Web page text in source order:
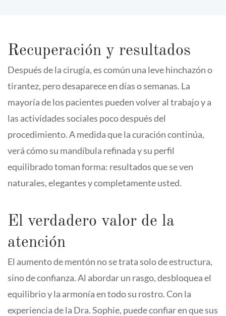
Recuperación y resultados
Después de la cirugía, es común una leve hinchazón o
tirantez, pero desaparece en días o semanas. La
mayoría de los pacientes pueden volver al trabajo y a
las actividades sociales poco después del
procedimiento. A medida que la curación continúa,
verá cómo su mandíbula refinada y su perfil
equilibrado toman forma: resultados que se ven
naturales, elegantes y completamente usted.
El verdadero valor de la
atención
El aumento de mentón no se trata solo de estructura,
sino de confianza. Al abordar un rasgo, desbloquea el
equilibrio y la armonía en todo su rostro. Con la
experiencia de la Dra. Sophie, puede confiar en que sus